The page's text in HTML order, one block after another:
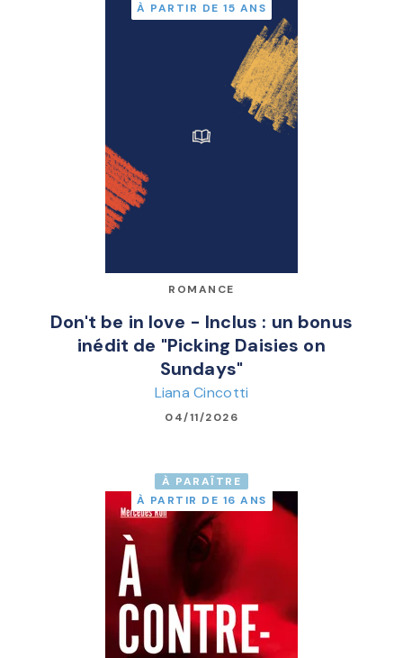
À PARTIR DE 15 ANS
ROMANCE
Don't be in love - Inclus : un bonus
inédit de "Picking Daisies on
Sundays"
Liana Cincotti
04/11/2026
À PARAÎTRE
À PARTIR DE 16 ANS